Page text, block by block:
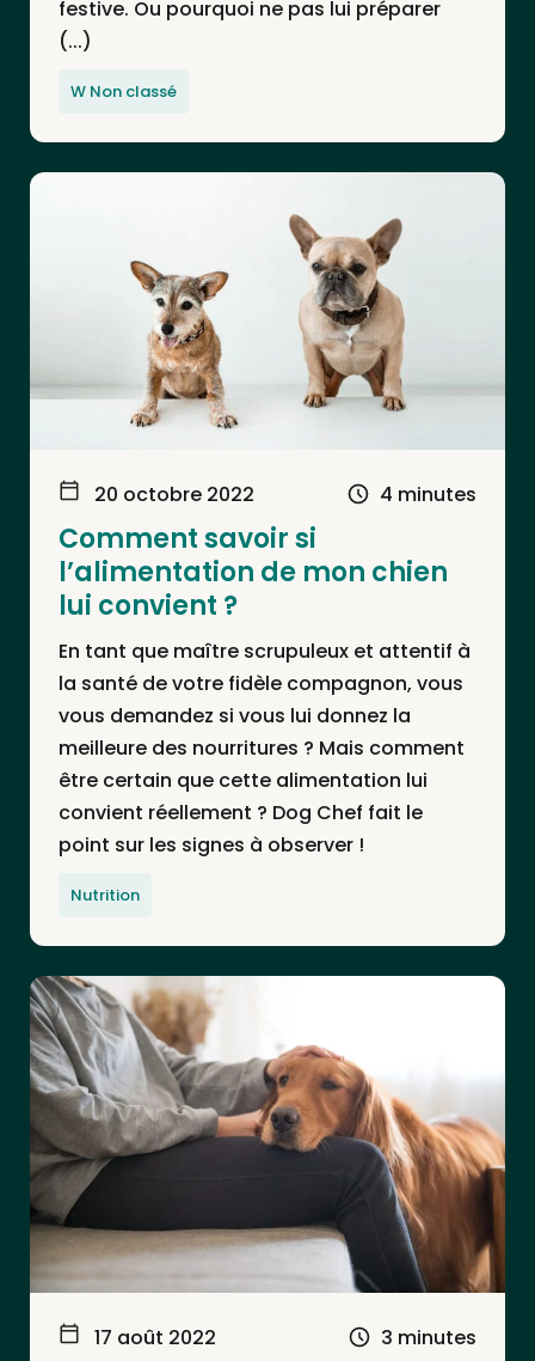
festive. Ou pourquoi ne pas lui préparer
(...)
W Non classé
20 octobre 2022 4 minutes
Comment savoir si
l’alimentation de mon chien
lui convient ?
En tant que maître scrupuleux et attentif à
la santé de votre fidèle compagnon, vous
vous demandez si vous lui donnez la
meilleure des nourritures ? Mais comment
être certain que cette alimentation lui
convient réellement ? Dog Chef fait le
point sur les signes à observer !
Nutrition
17 août 2022 3 minutes